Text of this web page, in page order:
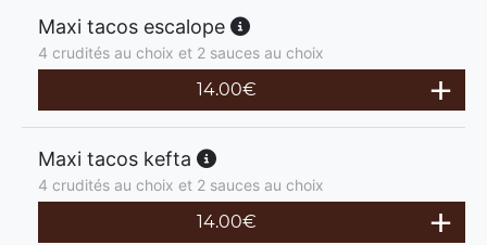
Maxi tacos escalope
4 crudités au choix et 2 sauces au choix
14.00€
Maxi tacos kefta
4 crudités au choix et 2 sauces au choix
14.00€